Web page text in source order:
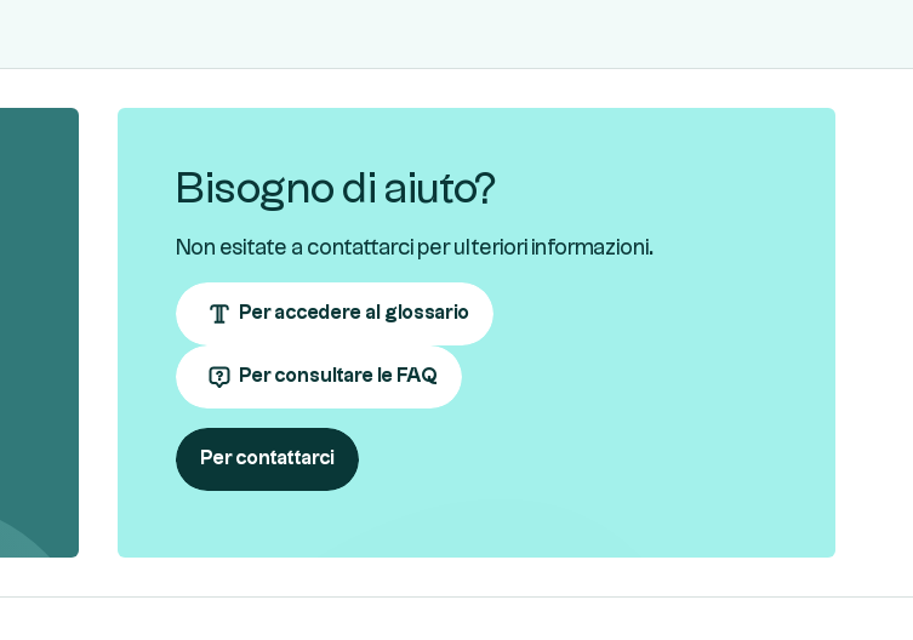
Bisogno di aiuto?
Non esitate a contattarci per ulteriori informazioni.
Per accedere al glossario
Per consultare le FAQ
Per contattarci